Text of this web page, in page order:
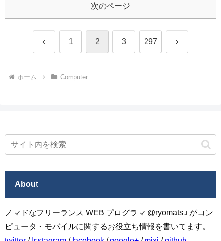
次のページ
前 1 2 3 297 次
ホーム Computer
About
ノマドなフリーランス WEB プログラマ @ryomatsu がコン
ピュータ・モバイルに関するお役立ち情報を書いてます。